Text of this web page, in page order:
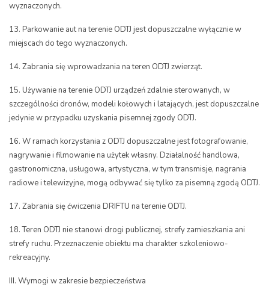
wyznaczonych.
13. Parkowanie aut na terenie ODTJ jest dopuszczalne wyłącznie w
miejscach do tego wyznaczonych.
14. Zabrania się wprowadzania na teren ODTJ zwierząt.
15. Używanie na terenie ODTJ urządzeń zdalnie sterowanych, w
szczególności dronów, modeli kołowych i latających, jest dopuszczalne
jedynie w przypadku uzyskania pisemnej zgody ODTJ.
16. W ramach korzystania z ODTJ dopuszczalne jest fotografowanie,
nagrywanie i filmowanie na użytek własny. Działalność handlowa,
gastronomiczna, usługowa, artystyczna, w tym transmisje, nagrania
radiowe i telewizyjne, mogą odbywać się tylko za pisemną zgodą ODTJ.
17. Zabrania się ćwiczenia DRIFTU na terenie ODTJ.
18. Teren ODTJ nie stanowi drogi publicznej, strefy zamieszkania ani
strefy ruchu. Przeznaczenie obiektu ma charakter szkoleniowo-
rekreacyjny.
III. Wymogi w zakresie bezpieczeństwa